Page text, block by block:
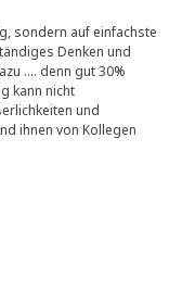
sondern auf einfachste
Denken und
…. denn gut 30%
kann nicht
und
ihnen von Kollegen